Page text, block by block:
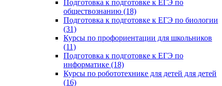
Подготовка к подготовке к ЕГЭ по
обществознанию (18)
Подготовка к подготовке к ЕГЭ по биологии
(31)
Курсы по профориентации для школьников
(11)
Подготовка к подготовке к ЕГЭ по
информатике (18)
Курсы по робототехнике для детей для детей
(16)